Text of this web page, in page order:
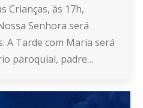
Crianças, às 17h,
Senhora será
A Tarde com Maria será
paroquial, padre…